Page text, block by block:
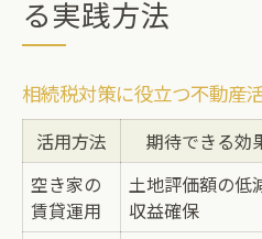
る実践方法
相続税対策に役立つ不動産
活用方法 期待できる効
空き家の
賃貸運用
土地評価額の低
収益確保